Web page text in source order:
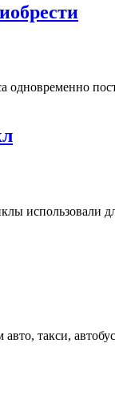
использовали
такси,